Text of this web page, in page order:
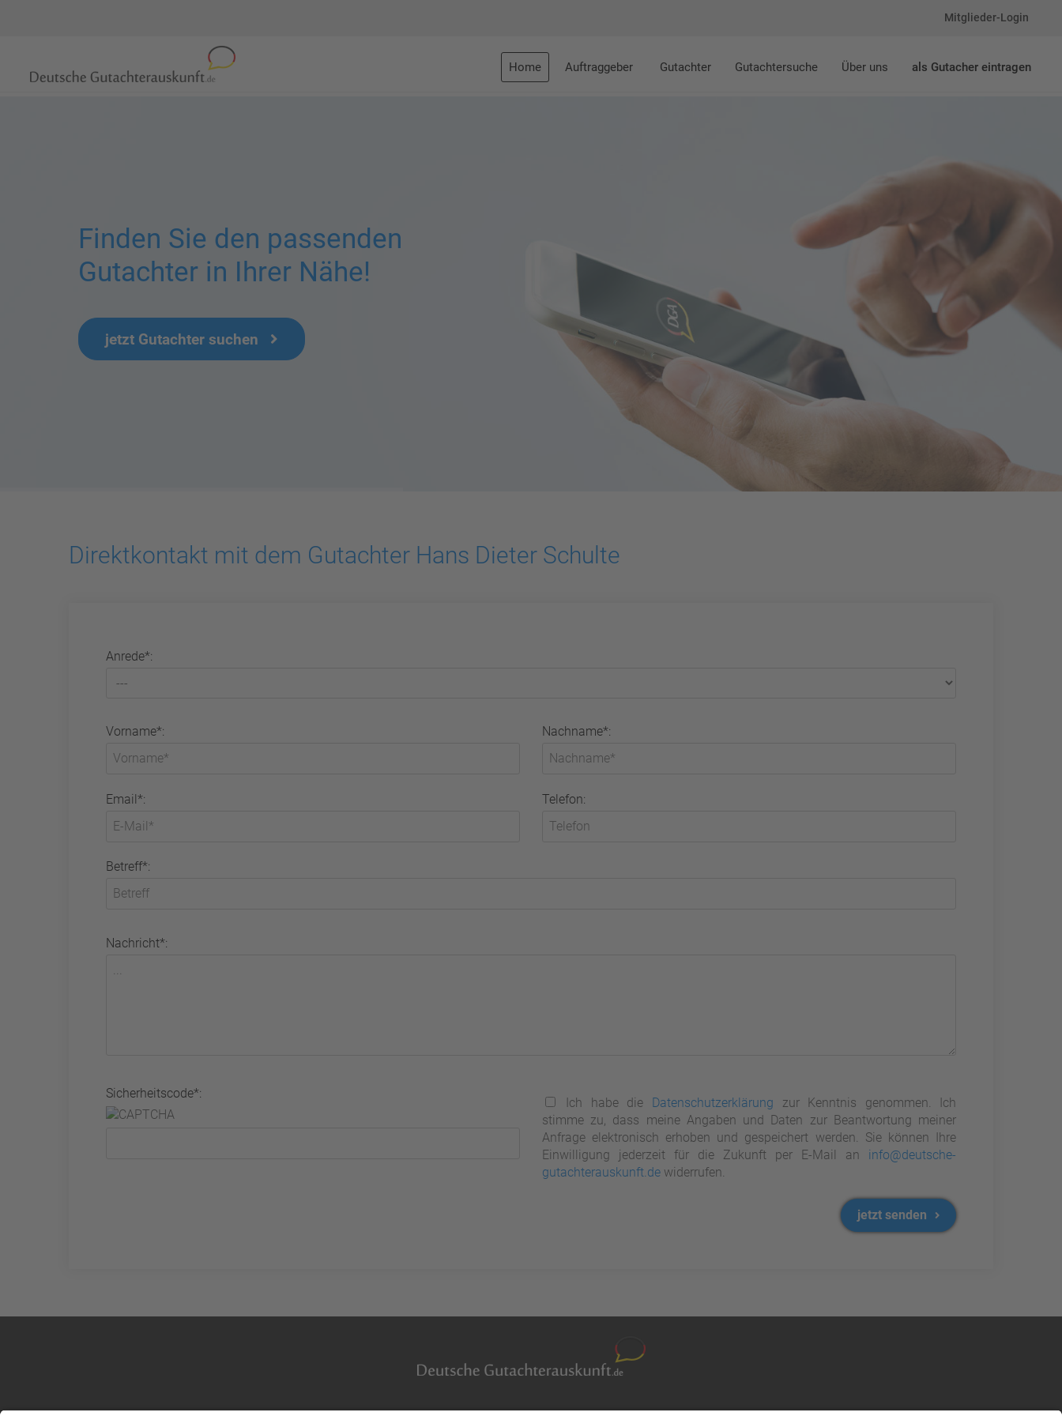
Mitglieder-Login
Home Auftraggeber Gutachter Gutachtersuche Über uns als Gutacher eintragen
Finden Sie den passenden
Gutachter in Ihrer Nähe!
jetzt Gutachter suchen
Direktkontakt mit dem Gutachter Hans Dieter Schulte
Anrede*:
Vorname*: Nachname*:
Email*: Telefon:
Betreff*:
Nachricht*:
Sicherheitscode*:
Ich habe die Datenschutzerklärung zur Kenntnis genommen. Ich
stimme zu, dass meine Angaben und Daten zur Beantwortung meiner
Anfrage elektronisch erhoben und gespeichert werden. Sie können Ihre
Einwilligung jederzeit für die Zukunft per E-Mail an info@deutsche-
gutachterauskunft.dewiderrufen.
jetzt senden